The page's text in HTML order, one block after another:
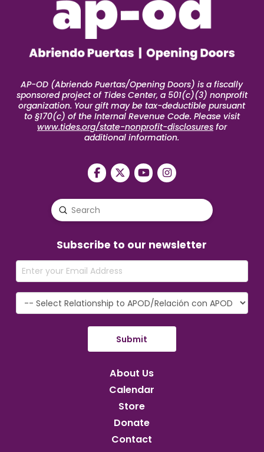
AP-OD (Abriendo Puertas/Opening Doors) is a fiscally
sponsored project of Tides Center, a 501(c)(3) nonprofit
organization. Your gift may be tax-deductible pursuant
to §170(c) of the Internal Revenue Code. Please visit
www.tides.org/state-nonprofit-disclosuresfor
additional information.
Search
Submit
Subscribe to our newsletter
About Us
Calendar
Store
Donate
Contact